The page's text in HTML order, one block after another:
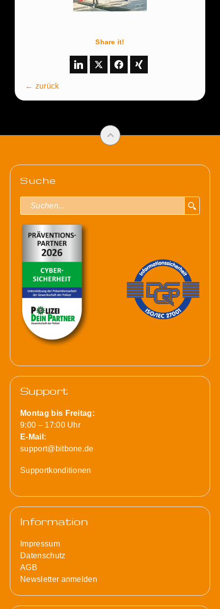
Share it!
← zurück
Suche
Support
Montag bis Freitag:
9:00 – 17:00 Uhr
E-Mail:
support@bitbone.de
Supportkonditionen
Information
Impressum
Datenschutz
AGB
Newsletter anmelden